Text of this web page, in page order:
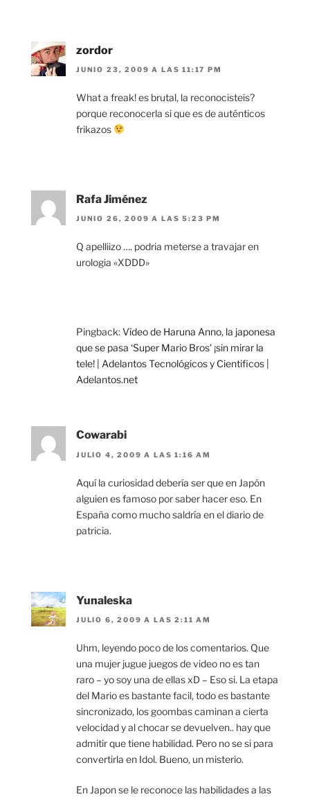
zordor
JUNIO 23, 2009 A LAS 11:17 PM
What a freak! es brutal, la reconocisteis?
porque reconocerla si que es de auténticos
frikazos
Rafa Jiménez
JUNIO 26, 2009 A LAS 5:23 PM
Q apelliizo …. podria meterse a travajar en
urologia «XDDD»
Pingback:Vídeo de Haruna Anno, la japonesa
que se pasa ‘Super Mario Bros’ ¡sin mirar la
tele! | Adelantos Tecnológicos y Cientificos |
Adelantos.net
Cowarabi
JULIO 4, 2009 A LAS 1:16 AM
Aquí la curiosidad debería ser que en Japón
alguien es famoso por saber hacer eso. En
España como mucho saldría en el diario de
patricia.
Yunaleska
JULIO 6, 2009 A LAS 2:11 AM
Uhm, leyendo poco de los comentarios. Que
una mujer jugue juegos de video no es tan
raro – yo soy una de ellas xD – Eso si. La etapa
del Mario es bastante facil, todo es bastante
sincronizado, los goombas caminan a cierta
velocidad y al chocar se devuelven.. hay que
admitir que tiene habilidad. Pero no se si para
convertirla en Idol. Bueno, un misterio.
En Japon se le reconoce las habilidades a las